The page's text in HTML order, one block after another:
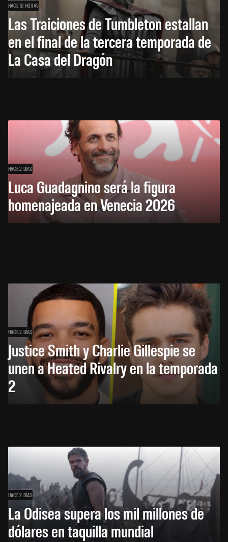
HACE 10 HORAS
Las Traiciones de Tumbleton estallan
en el final de la tercera temporada de
La Casa del Dragón
HACE 2 DÍAS
Luca Guadagnino será la figura
homenajeada en Venecia 2026
HACE 2 DÍAS
Justice Smith y Charlie Gillespie se
unen a Heated Rivalry en la temporada
2
HACE 2 DÍAS
La Odisea supera los mil millones de
dólares en taquilla mundial